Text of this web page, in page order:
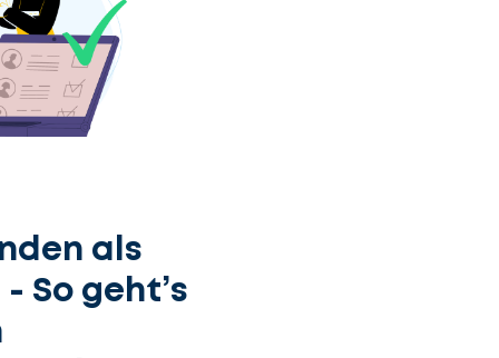
als
So geht’s